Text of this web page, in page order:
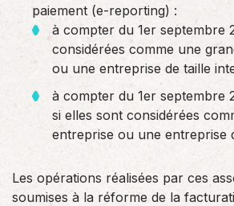
paiement (e-reporting) :
à compter du 1er septembre
considérées comme une
ou une entreprise de taille
à compter du 1er septembre
si elles sont considérées
entreprise ou une entreprise
Les opérations réalisées par ces
soumises à la réforme de la